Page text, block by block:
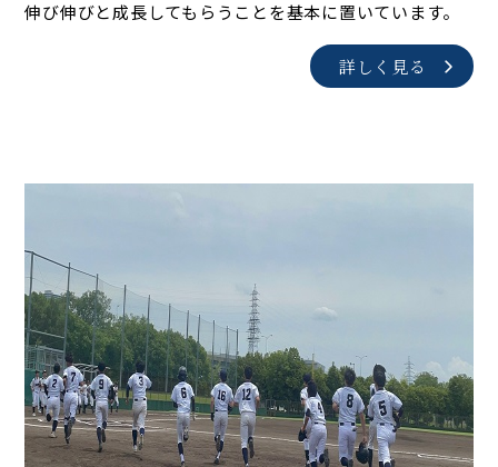
伸び伸びと成長してもらうことを基本に置いています。
詳しく見る